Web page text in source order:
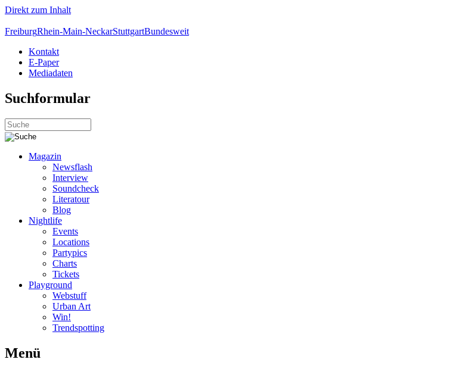
Direkt zum Inhalt
FreiburgRhein-Main-NeckarStuttgartBundesweit
Kontakt
E-Paper
Mediadaten
Suchformular
Magazin
Newsflash
Interview
Soundcheck
Literatour
Blog
Nightlife
Events
Locations
Partypics
Charts
Tickets
Playground
Webstuff
Urban Art
Win!
Trendspotting
Menü